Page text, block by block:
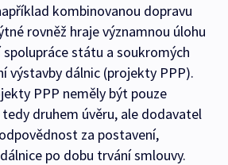
kombinovanou dopravu
rovněž hraje významnou úlohu
státu a soukromých
výstavby dálnic (projekty PPP).
PPP neměly být pouze
druhem úvěru, ale dodavatel
za postavení,
po dobu trvání smlouvy.